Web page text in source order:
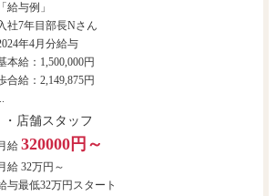
「給与例」
社7年目部長Nさん
年4月分給与
本給：1,500,000円
合給：2,149,875円
・店舗スタッフ
給 320000円～
給 32万円～
与最低32万円スタート